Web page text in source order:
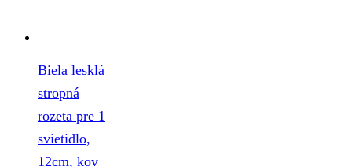
Biela lesklá
stropná
rozeta pre 1
svietidlo,
12cm, kov